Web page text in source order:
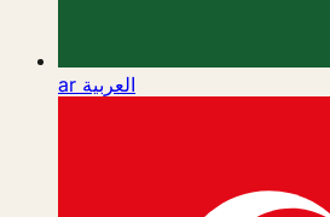
ar العربية